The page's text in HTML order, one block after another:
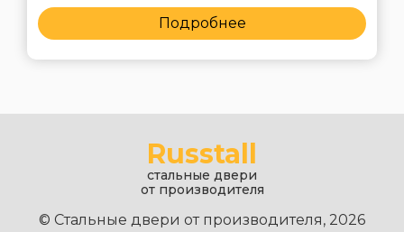
Подробнее
Russtall
стальные двери
от производителя
© Стальные двери от производителя, 2026